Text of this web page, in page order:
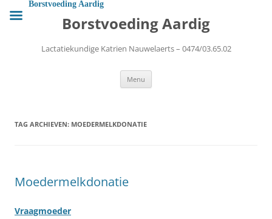
naar
de Borstvoeding Aardig
Lactatiekundige Katrien Nauwelaerts – 0474/03.65.02
Menu
TAG ARCHIEVEN: MOEDERMELKDONATIE
Moedermelkdonatie
Vraagmoeder
Borstvoeding Aardig